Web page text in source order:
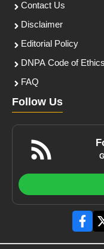
Contact Us
Disclaimer
Editorial Policy
DNPA Code of Ethics
FAQ
Follow Us